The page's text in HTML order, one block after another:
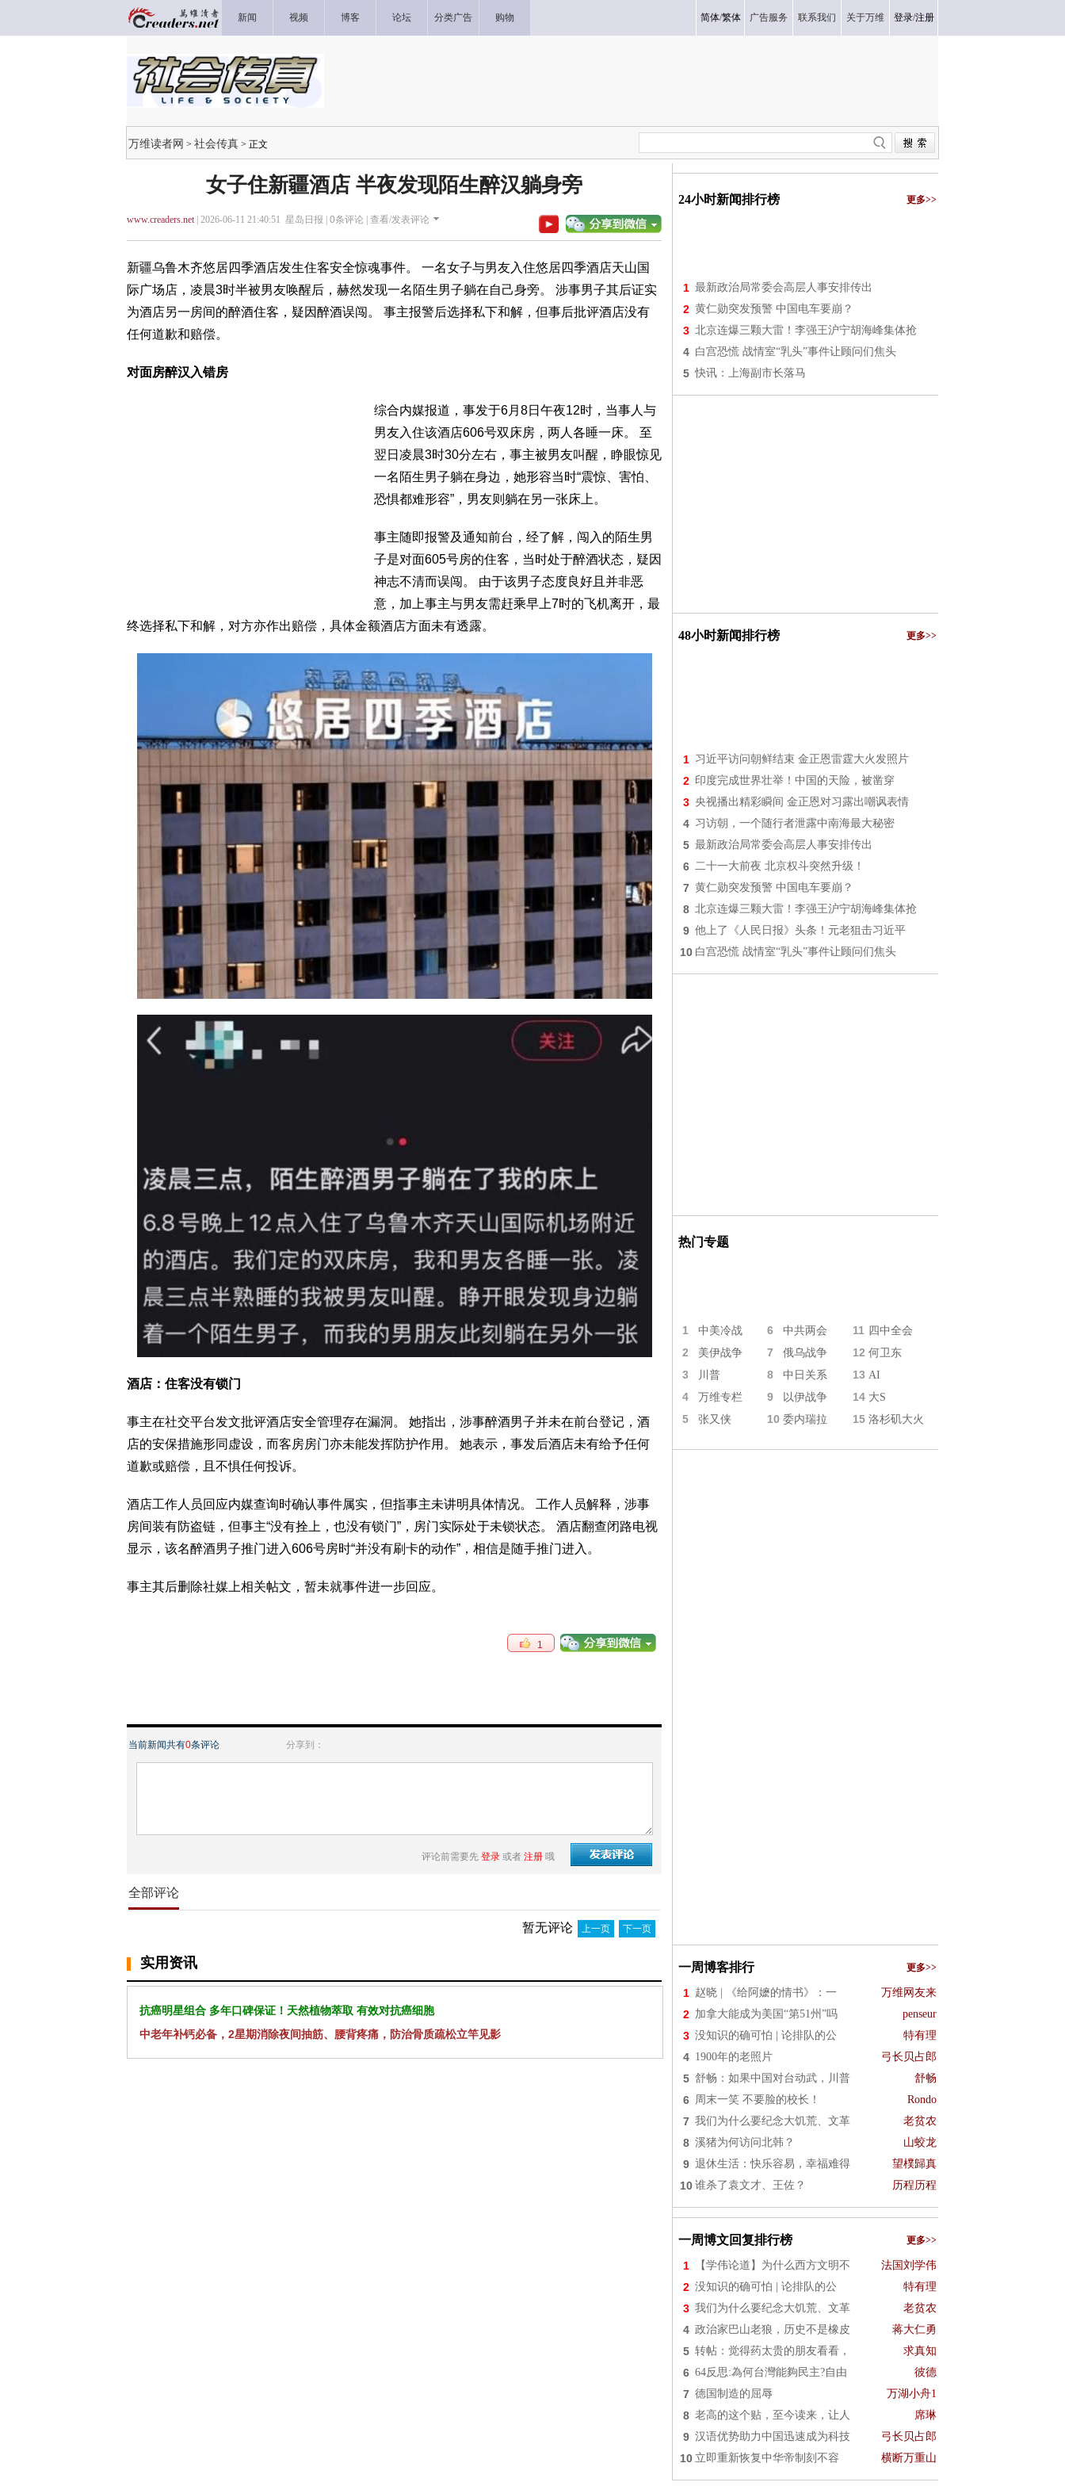
新闻 视频 博客 论坛 分类广告 购物 简体/繁体 广告服务 联系我们 关于万维 登录/注册
万维读者网 > 社会传真 > 正文
女子住新疆酒店 半夜发现陌生醉汉躺身旁
www.creaders.net| 2026-06-11 21:40:51 星岛日报 | 0条评论 | 查看/发表评论
新疆乌鲁木齐悠居四季酒店发生住客安全惊魂事件。 一名女子与男友入住悠居四季酒店天山国
际广场店，凌晨3时半被男友唤醒后，赫然发现一名陌生男子躺在自己身旁。 涉事男子其后证实
为酒店另一房间的醉酒住客，疑因醉酒误闯。 事主报警后选择私下和解，但事后批评酒店没有
任何道歉和赔偿。
对面房醉汉入错房
综合内媒报道，事发于6月8日午夜12时，当事人与
男友入住该酒店606号双床房，两人各睡一床。 至
翌日凌晨3时30分左右，事主被男友叫醒，睁眼惊见
一名陌生男子躺在身边，她形容当时“震惊、害怕、
恐惧都难形容”，男友则躺在另一张床上。
事主随即报警及通知前台，经了解，闯入的陌生男
子是对面605号房的住客，当时处于醉酒状态，疑因
神志不清而误闯。 由于该男子态度良好且并非恶
意，加上事主与男友需赶乘早上7时的飞机离开，最
终选择私下和解，对方亦作出赔偿，具体金额酒店方面未有透露。
酒店：住客没有锁门
事主在社交平台发文批评酒店安全管理存在漏洞。 她指出，涉事醉酒男子并未在前台登记，酒
店的安保措施形同虚设，而客房房门亦未能发挥防护作用。 她表示，事发后酒店未有给予任何
道歉或赔偿，且不惧任何投诉。
酒店工作人员回应内媒查询时确认事件属实，但指事主未讲明具体情况。 工作人员解释，涉事
房间装有防盗链，但事主“没有拴上，也没有锁门”，房门实际处于未锁状态。 酒店翻查闭路电视
显示，该名醉酒男子推门进入606号房时“并没有刷卡的动作”，相信是随手推门进入。
事主其后删除社媒上相关帖文，暂未就事件进一步回应。
1
当前新闻共有0条评论 分享到：
评论前需要先 登录 或者 注册 哦
全部评论
暂无评论 上一页 下一页
实用资讯
抗癌明星组合 多年口碑保证！天然植物萃取 有效对抗癌细胞
中老年补钙必备，2星期消除夜间抽筋、腰背疼痛，防治骨质疏松立竿见影
24小时新闻排行榜 更多>>
1 最新政治局常委会高层人事安排传出
2 黄仁勋突发预警 中国电车要崩？
3 北京连爆三颗大雷！李强王沪宁胡海峰集体抢
4 白宫恐慌 战情室“乳头”事件让顾问们焦头
5 快讯：上海副市长落马
48小时新闻排行榜 更多>>
1 习近平访问朝鲜结束 金正恩雷霆大火发照片
2 印度完成世界壮举！中国的天险，被凿穿
3 央视播出精彩瞬间 金正恩对习露出嘲讽表情
4 习访朝，一个随行者泄露中南海最大秘密
5 最新政治局常委会高层人事安排传出
6 二十一大前夜 北京权斗突然升级！
7 黄仁勋突发预警 中国电车要崩？
8 北京连爆三颗大雷！李强王沪宁胡海峰集体抢
9 他上了《人民日报》头条！元老狙击习近平
10 白宫恐慌 战情室“乳头”事件让顾问们焦头
热门专题
1 中美冷战 6 中共两会 11 四中全会
2 美伊战争 7 俄乌战争 12 何卫东
3 川普 8 中日关系 13 AI
4 万维专栏 9 以伊战争 14 大S
5 张又侠 10 委内瑞拉 15 洛杉矶大火
一周博客排行 更多>>
1 赵晓 | 《给阿嬷的情书》：一 万维网友来
2 加拿大能成为美国“第51州”吗 penseur
3 没知识的确可怕 | 论排队的公 特有理
4 1900年的老照片 弓长贝占郎
5 舒畅：如果中国对台动武，川普 舒畅
6 周末一笑 不要脸的校长！ Rondo
7 我们为什么要纪念大饥荒、文革 老贫农
8 溪猪为何访问北韩？ 山蛟龙
9 退休生活：快乐容易，幸福难得 望樸歸真
10 谁杀了袁文才、王佐？ 历程历程
一周博文回复排行榜 更多>>
1 【学伟论道】为什么西方文明不 法国刘学伟
2 没知识的确可怕 | 论排队的公 特有理
3 我们为什么要纪念大饥荒、文革 老贫农
4 政治家巴山老狼，历史不是橡皮 蒋大仁勇
5 转帖：觉得药太贵的朋友看看， 求真知
6 64反思:為何台灣能夠民主?自由 彼德
7 德国制造的屈辱 万湖小舟1
8 老高的这个贴，至今读来，让人 席琳
9 汉语优势助力中国迅速成为科技 弓长贝占郎
10 立即重新恢复中华帝制刻不容 横断万重山